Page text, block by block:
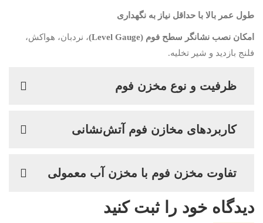
طول عمر بالا با حداقل نیاز به نگهداری
امکان نصب نشانگر سطح فوم (Level Gauge)
، نردبان، هواکش،
فلنج بازدید و شیر تخلیه.
ظرفیت و نوع مخزن فوم
کاربردهای مخازن فوم آتش‌نشانی
تفاوت مخزن فوم با مخزن آب معمولی
دیدگاه خود را ثبت کنید